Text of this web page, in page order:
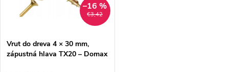
e
s
p
€3,42
–16 %
Vrut do dreva 4 × 30 mm,
zápustná hlava TX20 – Domax